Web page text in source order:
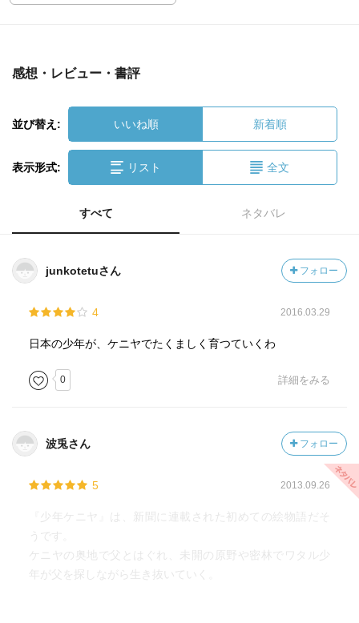
感想・レビュー・書評
並び替え: いいね順 新着順
表示形式: リスト 全文
すべて ネタバレ
junkotetuさん フォロー
4 2016.03.29
日本の少年が、ケニヤでたくましく育つていくわ
0 詳細をみる
波兎さん フォロー
5 2013.09.26
『少年ケニヤ』は、新聞に連載された初めての絵物語だそ
うです。
ケニヤの奥地で父とはぐれ、未開の原野や密林でワタル少
年が父を探しながら生き抜いていく。